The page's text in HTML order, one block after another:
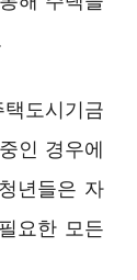
도시기금
인 경우에
년들은 자
요한 모든